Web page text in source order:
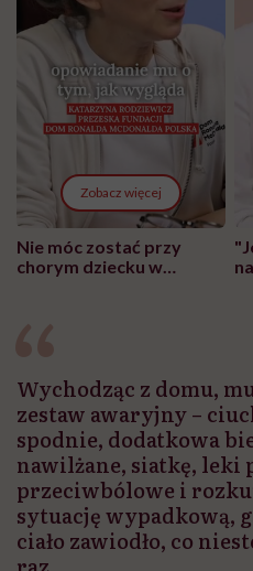
Zobacz więcej
Nie móc zostać przy
chorym dziecku w
Wychodząc z domu,
zestaw awaryjny –
spodnie, dodatkowa
nawilżane, siatkę,
przeciwbólowe i
sytuację wypadkową,
ciało zawiodło, co